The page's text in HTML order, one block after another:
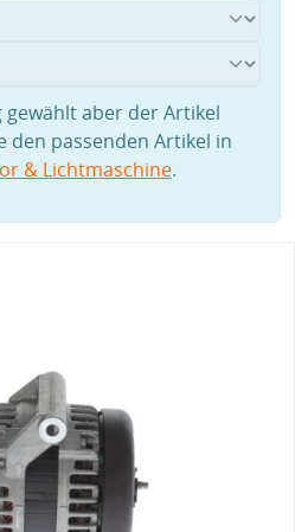
gewählt aber der Artikel
den passenden Artikel in
& Lichtmaschine.